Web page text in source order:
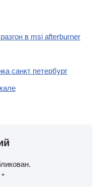
в msi afterburner
санкт петербург
*